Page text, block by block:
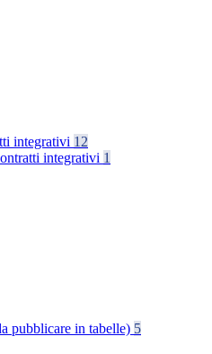
integrativi 12
integrativi 1
pubblicare in tabelle) 5